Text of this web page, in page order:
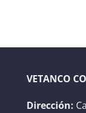
VETANCO
Dirección: